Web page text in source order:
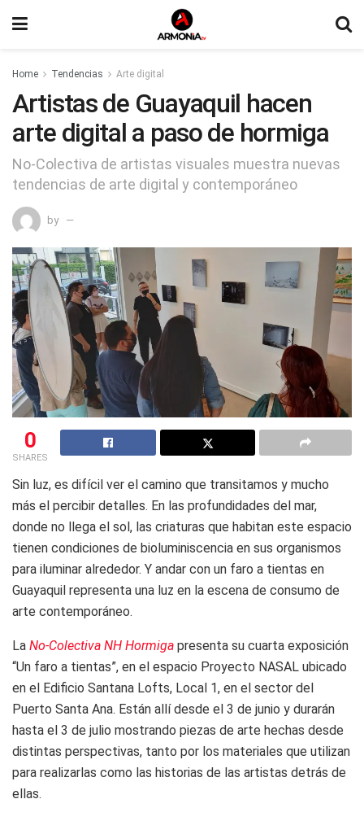
Home Tendencias Arte digital
Artistas de Guayaquil hacen
arte digital a paso de hormiga
No-Colectiva de artistas visuales muestra nuevas
tendencias de arte digital y contemporáneo
by
0
SHARES
Sin luz, es difícil ver el camino que transitamos y mucho
más el percibir detalles. En las profundidades del mar,
donde no llega el sol, las criaturas que habitan este espacio
tienen condiciones de bioluminiscencia en sus organismos
para iluminar alrededor. Y andar con un faro a tientas en
Guayaquil representa una luz en la escena de consumo de
arte contemporáneo.
La No-Colectiva NH Hormiga presenta su cuarta exposición
“Un faro a tientas”, en el espacio Proyecto NASAL ubicado
en el Edificio Santana Lofts, Local 1, en el sector del
Puerto Santa Ana. Están allí desde el 3 de junio y durarán
hasta el 3 de julio mostrando piezas de arte hechas desde
distintas perspectivas, tanto por los materiales que utilizan
para realizarlas como las historias de las artistas detrás de
ellas.